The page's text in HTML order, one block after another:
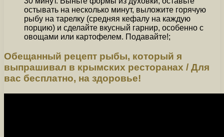
остывать на несколько минут, выложите горячую
рыбу на тарелку (средняя кефалу на каждую
порцию) и сделайте вкусный гарнир, особенно с
овощами или картофелем. Подавайте!;
Обещанный рецепт рыбы, который я
выпрашивал в крымских ресторанах / Для
вас бесплатно, на здоровье!